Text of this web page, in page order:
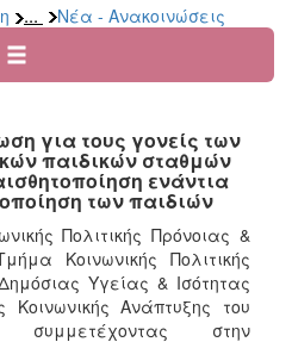
... Νέα - Ανακοινώσεις
για τους γονείς των
παιδικών σταθμών
ενάντια
των παιδιών
Πολιτικής Πρόνοιας &
Κοινωνικής Πολιτικής
Υγείας & Ισότητας
Ανάπτυξης του
στην